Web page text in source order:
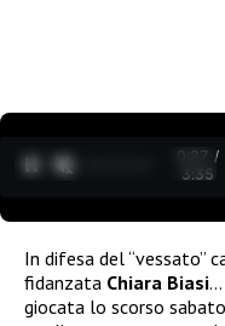
0:27 /
3:35
In difesa del “vessato”
fidanzata Chiara Biasi…
giocata lo scorso